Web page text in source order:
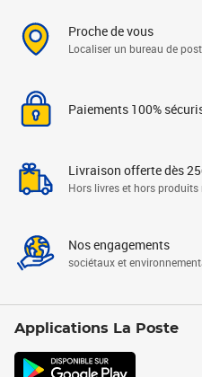
Proche de vous
Localiser un bureau de
Paiements 100%
Livraison offerte dès
Hors livres et hors produits
Nos engagements
sociétaux et
Applications La Poste